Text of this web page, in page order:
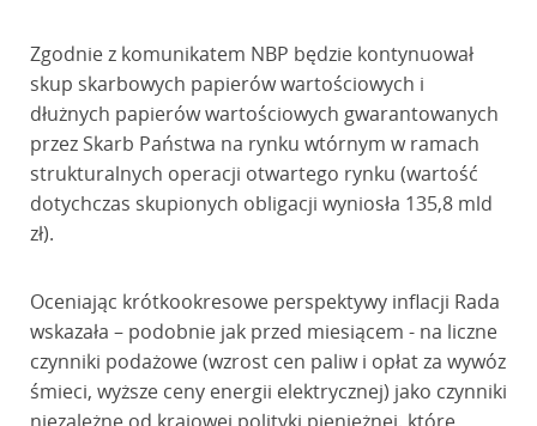
Zgodnie z komunikatem NBP będzie kontynuował
skup skarbowych papierów wartościowych i
dłużnych papierów wartościowych gwarantowanych
przez Skarb Państwa na rynku wtórnym w ramach
strukturalnych operacji otwartego rynku (wartość
dotychczas skupionych obligacji wyniosła 135,8 mld
zł).
Oceniając krótkookresowe perspektywy inflacji Rada
wskazała – podobnie jak przed miesiącem - na liczne
czynniki podażowe (wzrost cen paliw i opłat za wywóz
śmieci, wyższe ceny energii elektrycznej) jako czynniki